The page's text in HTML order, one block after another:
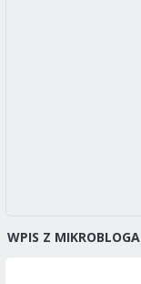
WPIS Z MIKROBLOGA